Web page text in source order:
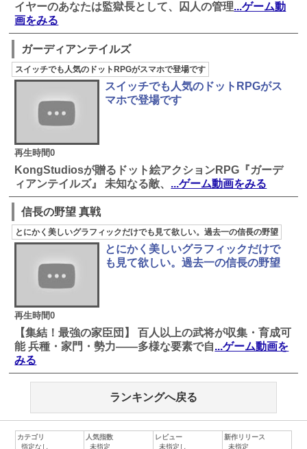
イヤーのあなたは監獄長として、囚人の管理...ゲーム動
画をみる
ガーディアンテイルズ
スイッチでも人気のドットRPGがスマホで登場です
再生時間0
スイッチでも人気のドットRPGがス
マホで登場です
KongStudiosが贈るドット絵アクションRPG『ガーデ
ィアンテイルズ』 未知なる敵、 ...ゲーム動画をみる
信長の野望 真戦
とにかく美しいグラフィックだけでも見て欲しい。過去一の信長の野望
再生時間0
とにかく美しいグラフィックだけで
も見て欲しい。過去一の信長の野望
【集結！最強の家臣団】 百人以上の武将が収集・育成可
能 兵種・家門・勢力――多様な要素で自...ゲーム動画を
みる
ランキングへ戻る
カテゴリ 人気指数 レビュー 新作リリース